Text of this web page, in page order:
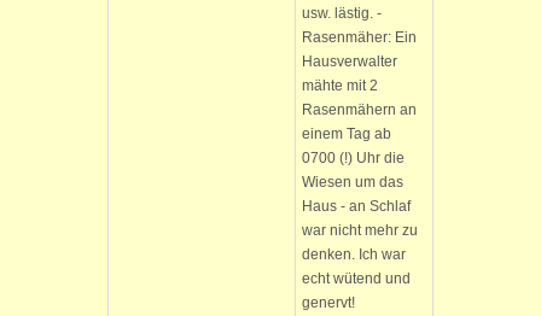
usw. lästig. -
Rasenmäher: Ein
Hausverwalter
mähte mit 2
Rasenmähern an
einem Tag ab
0700 (!) Uhr die
Wiesen um das
Haus - an Schlaf
war nicht mehr zu
denken. Ich war
echt wütend und
genervt!